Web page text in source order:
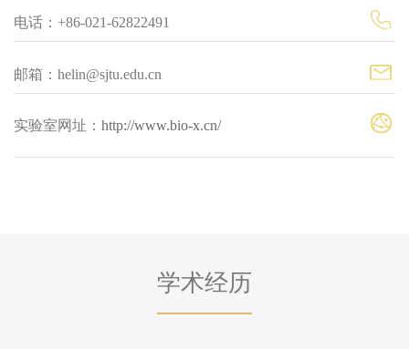
邮箱：helin@sjtu.edu.cn
实验室网址：http://www.bio-x.cn/